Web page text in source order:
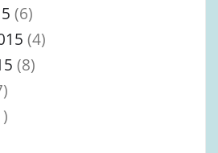
(6)
(4)
(8)